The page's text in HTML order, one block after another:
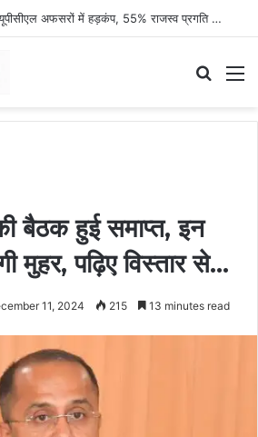
SDRF ने 21 कांवड़ियों को डूबने से बचाया
बैठक हुई समाप्त, इन
मुहर, पढ़िए विस्तार से…
11, 2024 215 13 minutes read